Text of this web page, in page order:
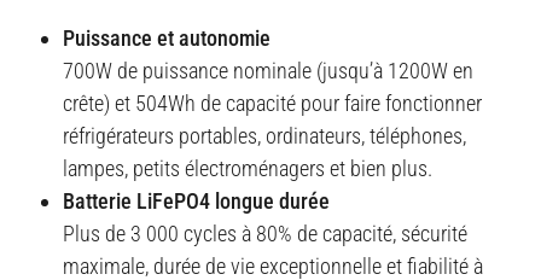
Puissance et autonomie
700W de puissance nominale (jusqu’à 1200W en
crête) et 504Wh de capacité pour faire fonctionner
réfrigérateurs portables, ordinateurs, téléphones,
lampes, petits électroménagers et bien plus.
Batterie LiFePO4 longue durée
Plus de 3 000 cycles à 80% de capacité, sécurité
maximale, durée de vie exceptionnelle et fiabilité à